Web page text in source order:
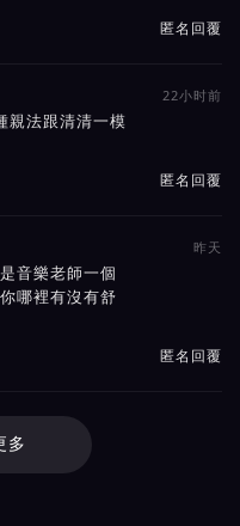
匿名回覆
22小时前
親法跟清清一模
匿名回覆
昨天
音樂老師一個
哪裡有沒有舒
匿名回覆
多